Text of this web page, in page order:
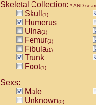
Skeletal Collection: * AND
Skull (1)
Humerus
Ulna(1)
Femur(1)
Fibula(1)
Trunk
Foot(1)
Sexs:
Male
Unknown(0)